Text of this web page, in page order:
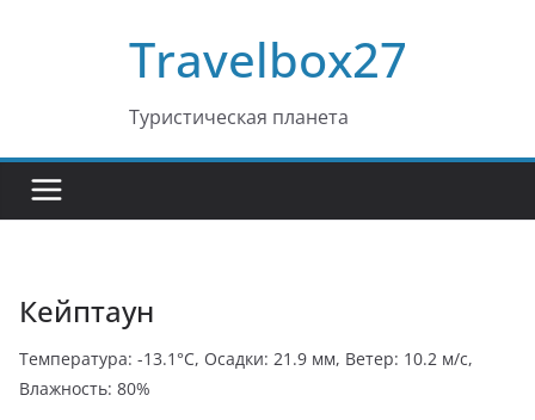
Travelbox27
Туристическая планета
Кейптаун
Температура: -13.1°C, Осадки: 21.9 мм, Ветер: 10.2 м/с,
Влажность: 80%